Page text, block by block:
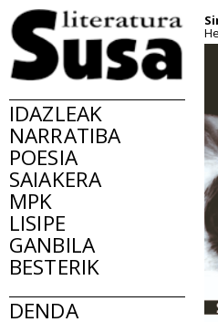
IDAZLEAK
NARRATIBA
POESIA
SAIAKERA
MPK
LISIPE
GANBILA
BESTERIK
DENDA